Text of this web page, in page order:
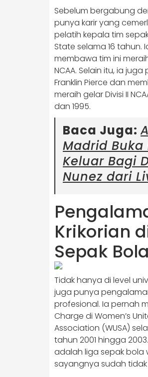
Sebelum bergabung
punya karir yang
pelatih kepala tim
State selama 16 tahun.
membawa tim ini
NCAA. Selain itu, ia
Franklin Pierce dan
meraih gelar Divisi II
dan 1995.
Baca Juga:
Madrid Buka
Keluar Bagi
Nunez dari
Krikorian
Sepak
Tidak hanya di level
juga punya
profesional. Ia pernah
Charge di Women’s
Association (WUSA)
tahun 2001 hingga
adalah liga sepak bola
sayangnya sudah